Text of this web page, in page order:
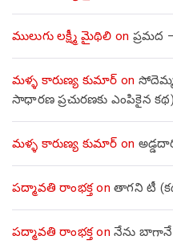
ములుగు లక్ష్మీ మైథిలి on ప్రమద
మళ్ళ కారుణ్య కుమార్ on
సాధారణ ప్రచురణకు ఎంపికైన కథ)
మళ్ళ కారుణ్య కుమార్ on
పద్మావతి రాంభక్తon తాగని టీ
పద్మావతి రాంభక్తon నేను బాగానే